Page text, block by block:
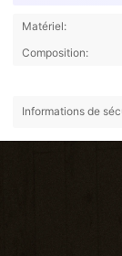
Matériel:
Composition:
Informations de